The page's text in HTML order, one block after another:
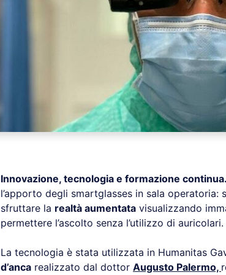
Innovazione, tecnologia e formazione continua.
l’apporto degli smartglasses in sala
sfruttare la realtà aumentata visualizzando
permettere l’ascolto senza l’utilizzo di auricolari.
La tecnologia è stata utilizzata in Humanitas
d’anca realizzato dal dottor Augusto Palermo,